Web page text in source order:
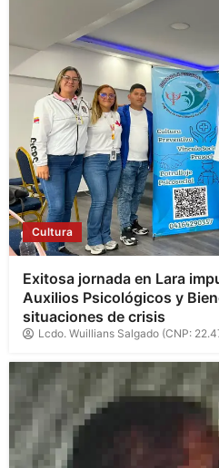
Cultura
Exitosa jornada en Lara
Auxilios Psicológicos y
situaciones de crisis
Lcdo. Wuillians Salgado (CNP: